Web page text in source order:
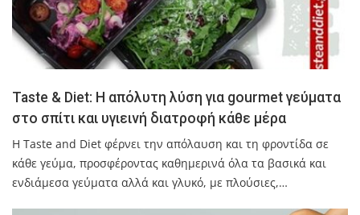
Taste & Diet: Η απόλυτη λύση για gourmet γεύματα
στο σπίτι και υγιεινή διατροφή κάθε μέρα
Η Taste and Diet φέρνει την απόλαυση και τη φροντίδα σε
κάθε γεύμα, προσφέροντας καθημερινά όλα τα βασικά και
ενδιάμεσα γεύματα αλλά και γλυκό, με πλούσιες,…